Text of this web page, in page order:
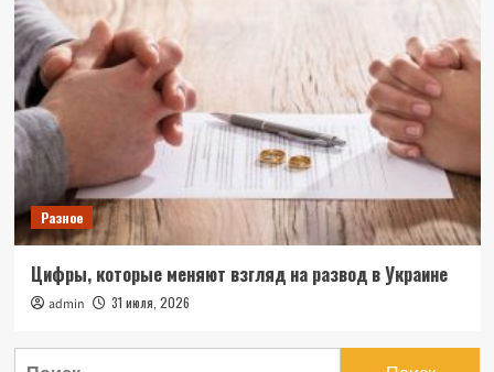
Разное
Цифры, которые меняют взгляд на развод в Украине
admin 31 июля, 2026